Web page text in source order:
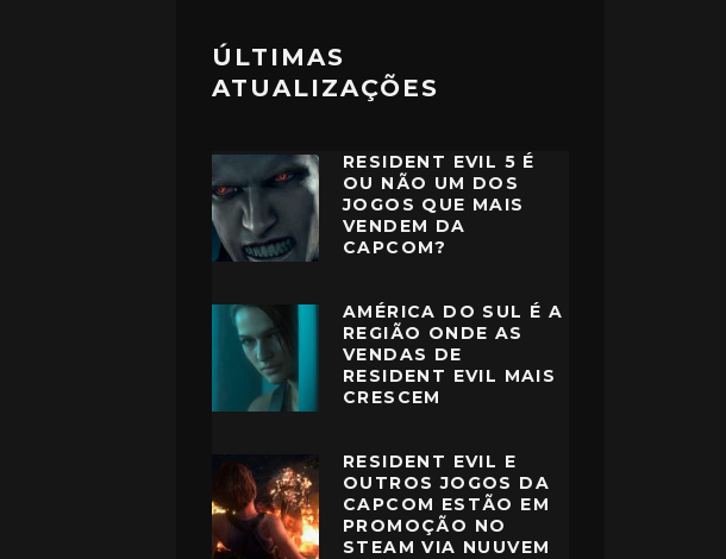
ÚLTIMAS
ATUALIZAÇÕES
RESIDENT EVIL 5 É
OU NÃO UM DOS
JOGOS QUE MAIS
VENDEM DA
CAPCOM?
AMÉRICA DO SUL É A
REGIÃO ONDE AS
VENDAS DE
RESIDENT EVIL MAIS
CRESCEM
RESIDENT EVIL E
OUTROS JOGOS DA
CAPCOM ESTÃO EM
PROMOÇÃO NO
STEAM VIA NUUVEM